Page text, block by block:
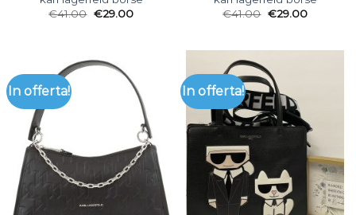
€41.00 €29.00
€41.00 €29.00
In offerta! In offerta!